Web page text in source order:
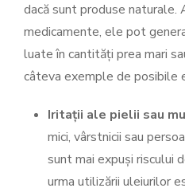
dacă sunt produse naturale.
medicamente, ele pot
luate în cantități prea mari
câteva exemple de posibile
Iritații ale pielii sau
mici, vârstnicii sau
sunt mai expuși riscului
urma utilizării uleiurilor